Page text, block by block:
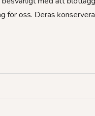
för oss. Deras